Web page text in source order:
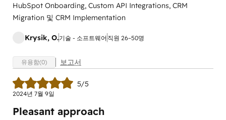
HubSpot Onboarding, Custom API Integrations, CRM
Migration 및 CRM Implementation
Krysik, O.기술 - 소프트웨어 직원 26~50명
유용함(0) 보고서
5/5
2024년 7월 9일
Pleasant approach